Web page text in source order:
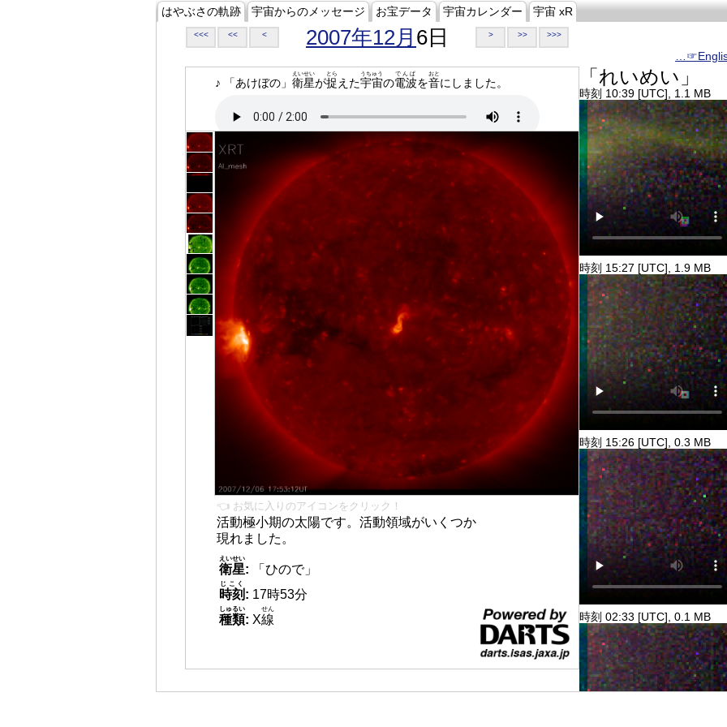
はやぶさの軌跡 宇宙からのメッセージ お宝データ 宇宙カレンダー 宇宙 xR
<<< << < 2007年12月 6日 > >> >>>
♪ 「あけぼの」 衛星
えいせい
が捉
とら
えた宇宙
うちゅう
の電波
でんぱ
を音
おと
にしました。
👈 お気に入りのアイコンをクリック！
活動極小期の太陽です。活動領域がいくつか
現れました。
衛星
えいせい
:
「ひので」
時刻
じこく
: 17時53分
種類
しゅるい
: X線
せん
「れいめい」
時刻 10:39 [UTC], 1.1 MB
時刻 15:27 [UTC], 1.9 MB
時刻 15:26 [UTC], 0.3 MB
時刻 02:33 [UTC], 0.1 MB